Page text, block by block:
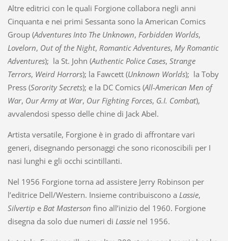
Altre editrici con le quali Forgione collabora negli anni
Cinquanta e nei primi Sessanta sono la American Comics
Group (Adventures Into The Unknown, Forbidden Worlds,
Lovelorn, Out of the Night, Romantic Adventures, My Romantic
Adventures); la St. John (Authentic Police Cases, Strange
Terrors, Weird Horrors); la Fawcett (Unknown Worlds); la Toby
Press (Sorority Secrets); e la DC Comics (All-American Men of
War, Our Army at War, Our Fighting Forces, G.I. Combat),
avvalendosi spesso delle chine di Jack Abel.
Artista versatile, Forgione è in grado di affrontare vari
generi, disegnando personaggi che sono riconoscibili per I
nasi lunghi e gli occhi scintillanti.
Nel 1956 Forgione torna ad assistere Jerry Robinson per
l’editrice Dell/Western. Insieme contribuiscono a Lassie,
Silvertip e Bat Masterson fino all’inizio del 1960. Forgione
disegna da solo due numeri di Lassienel 1956.